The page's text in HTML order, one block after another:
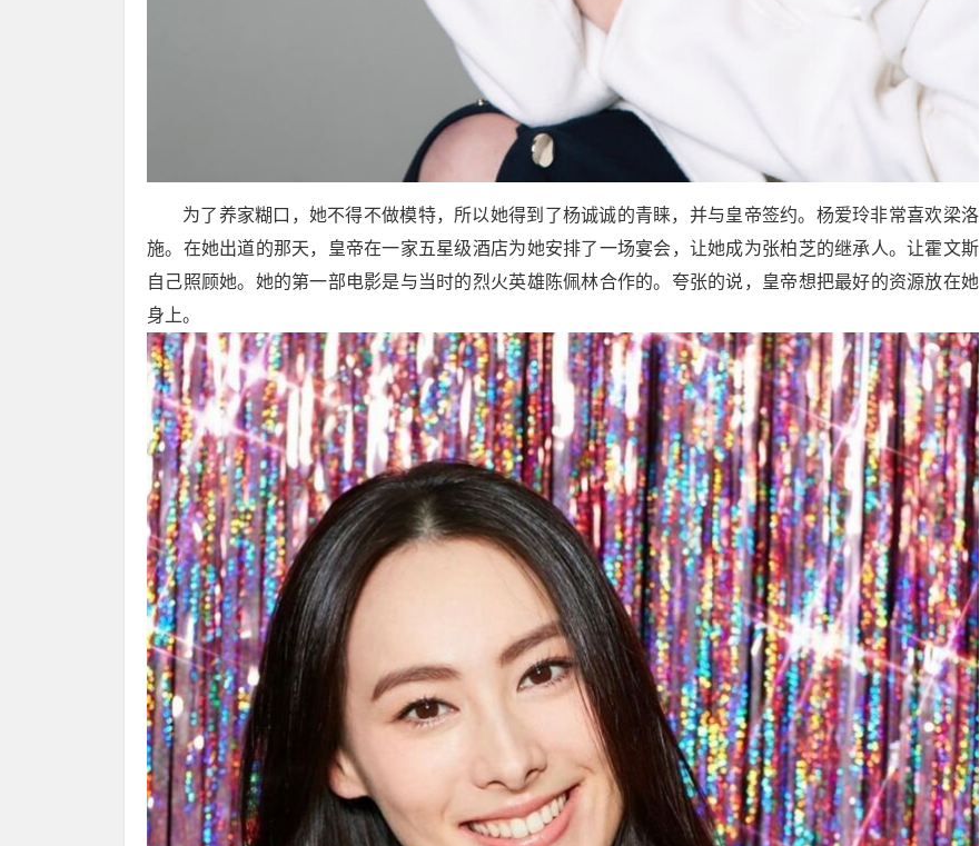
为了养家糊口，她不得不做模特，所以她得到了杨诚诚的青睐，并与皇帝签约。杨爱玲非常喜欢梁洛
施。在她出道的那天，皇帝在一家五星级酒店为她安排了一场宴会，让她成为张柏芝的继承人。让霍文斯
自己照顾她。她的第一部电影是与当时的烈火英雄陈佩林合作的。夸张的说，皇帝想把最好的资源放在她
身上。